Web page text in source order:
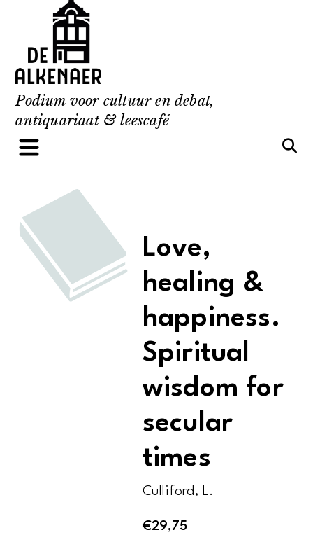
content
Podium voor cultuur en debat,
antiquariaat & leescafé
Love,
healing &
happiness.
Spiritual
wisdom for
secular
times
Culliford, L.
€29,75